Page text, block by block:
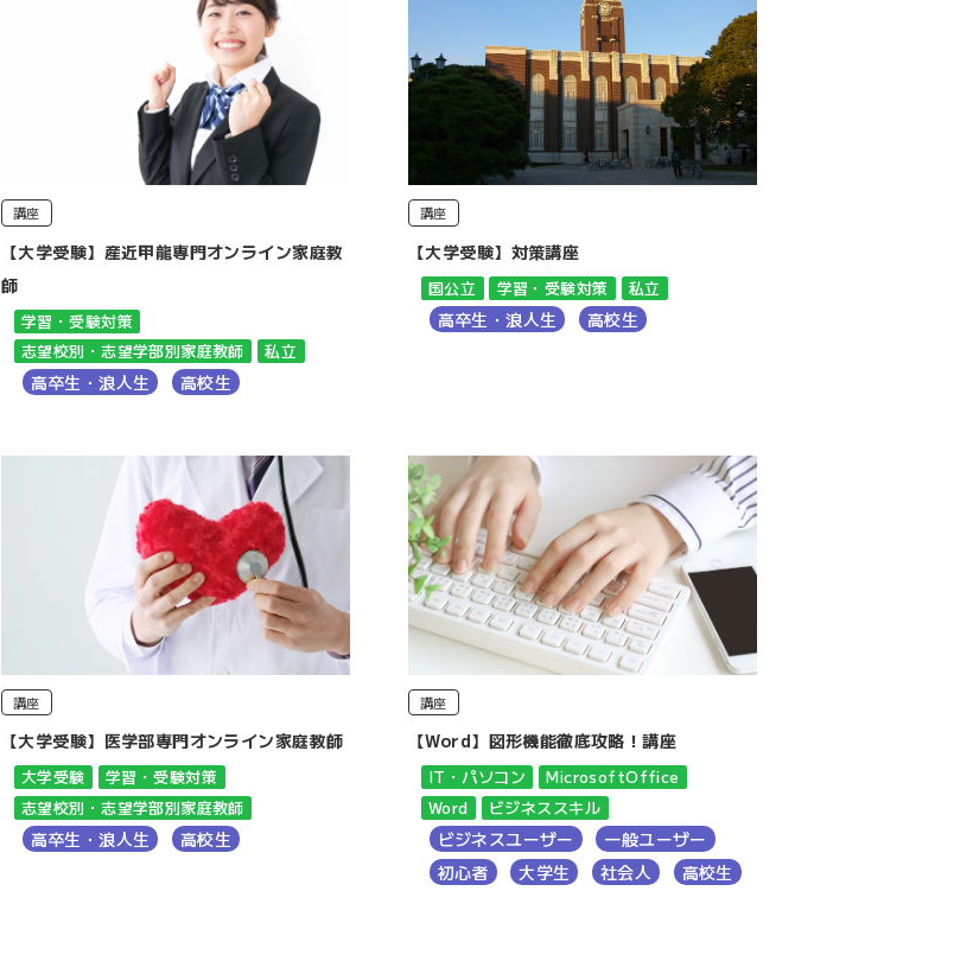
講座
【大学受験】産近甲龍専門オンライン家庭教
師
学習・受験対策
志望校別・志望学部別家庭教師
私立
高卒生・浪人生 高校生
講座
【大学受験】対策講座
国公立 学習・受験対策 私立
高卒生・浪人生 高校生
講座
【大学受験】医学部専門オンライン家庭教師
大学受験
学習・受験対策
志望校別・志望学部別家庭教師
高卒生・浪人生 高校生
講座
【Word】図形機能徹底攻略！講座
IT・パソコン
MicrosoftOffice
Word
ビジネススキル
ビジネスユーザー
一般ユーザー
初心者
大学生 社会人 高校生